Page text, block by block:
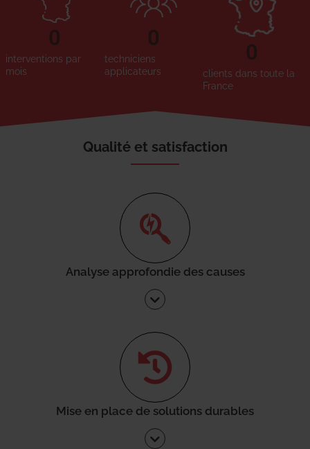
interventions par
mois
0
techniciens
applicateurs
0
clients dans toute la
France
0
Qualité et satisfaction
Analyse approfondie des causes
Mise en place de solutions durables